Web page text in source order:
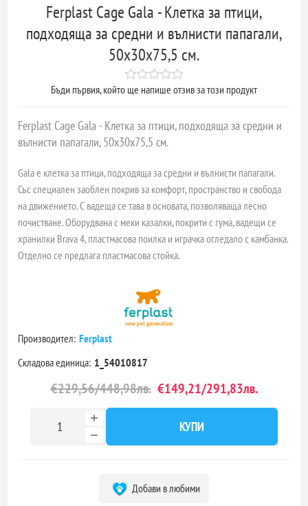
Ferplast Cage Gala - Клетка за птици,
подходяща за средни и вълнисти папагали,
50х30х75,5 см.
Бъди първия, който ще напише отзив за този продукт
Ferplast Cage Gala - Клетка за птици, подходяща за средни и
вълнисти папагали, 50х30х75,5 см.
Gala е клетка за птици, подходяща за средни и вълнисти папагали.
Със специален заоблен покрив за комфорт, пространство и свобода
на движението. С вадеща се тава в основата, позволяваща лесно
почистване. Оборудвана с меки казалки, покрити с гума, вадещи се
хранилки Brava 4, пластмасова поилка и играчка огледало с камбанка.
Отделно се предлага пластмасова стойка.
Производител: Ferplast
Складова единица: 1_54010817
€229,56/448,98лв. €149,21/291,83лв.
КУПИ
Добави в любими